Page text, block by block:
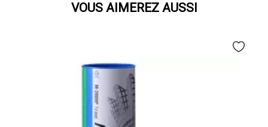
VOUS AIMEREZ AUSSI